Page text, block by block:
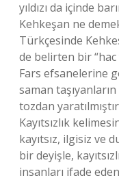
yıldızı da içinde
Kehkeşan ne
Türkçesinde
de belirten bir “hac
Fars efsanelerine
saman taşıyanların
tozdan
Kayıtsızlık
kayıtsız, ilgisiz ve
bir deyişle,
insanları ifade